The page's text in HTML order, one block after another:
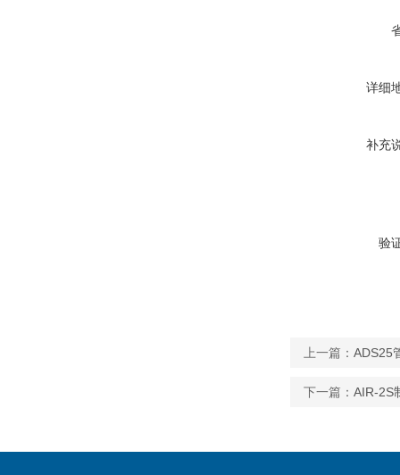
详细
补充
验
上一篇： ADS25
下一篇： AIR-2S